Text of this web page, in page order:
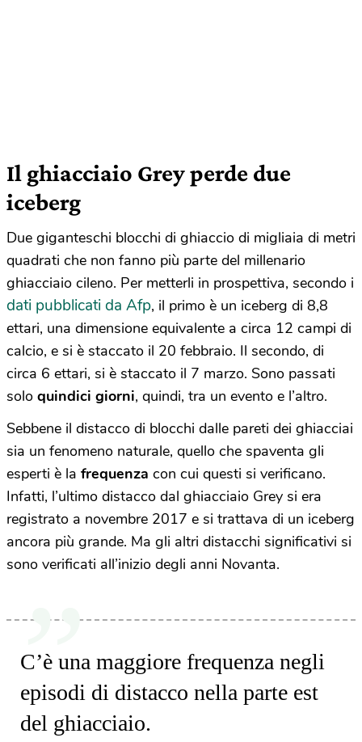
Il ghiacciaio Grey perde due
iceberg
Due giganteschi blocchi di ghiaccio di migliaia di metri
quadrati che non fanno più parte del millenario
ghiacciaio cileno. Per metterli in prospettiva, secondo i
dati pubblicati da Afp, il primo è un iceberg di 8,8
ettari, una dimensione equivalente a circa 12 campi di
calcio, e si è staccato il 20 febbraio. Il secondo, di
circa 6 ettari, si è staccato il 7 marzo. Sono passati
solo quindici giorni, quindi, tra un evento e l’altro.
Sebbene il distacco di blocchi dalle pareti dei ghiacciai
sia un fenomeno naturale, quello che spaventa gli
esperti è la frequenza con cui questi si verificano.
Infatti, l’ultimo distacco dal ghiacciaio Grey si era
registrato a novembre 2017 e si trattava di un iceberg
ancora più grande. Ma gli altri distacchi significativi si
sono verificati all’inizio degli anni Novanta.
C’è una maggiore frequenza negli
episodi di distacco nella parte est
del ghiacciaio.